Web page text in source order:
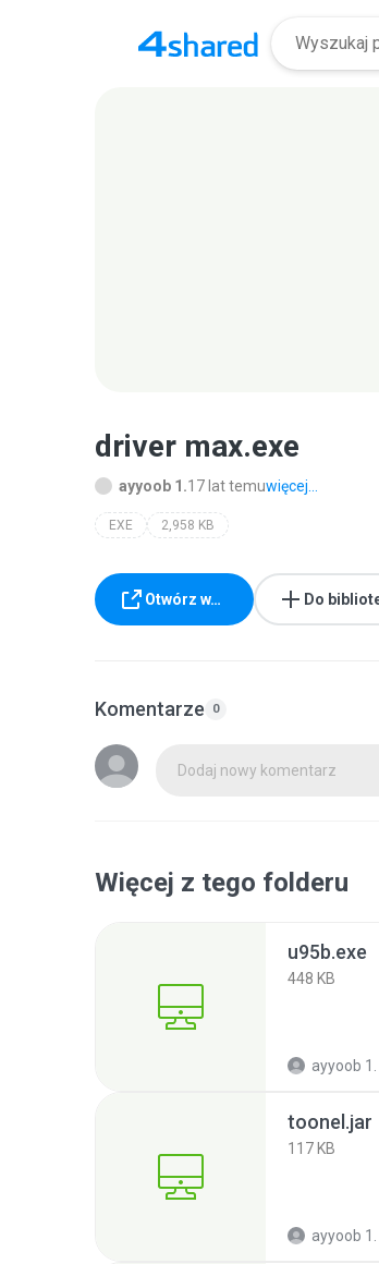
driver max.exe
ayyoob 1.17 lat temuwięcej...
EXE 2,958 KB
Otwórz w… Do
Komentarze 0
Dodaj nowy komentarz
Więcej z tego folderu
u95b.exe
448 KB
ayyoob 1.
toonel.jar
117 KB
ayyoob 1.